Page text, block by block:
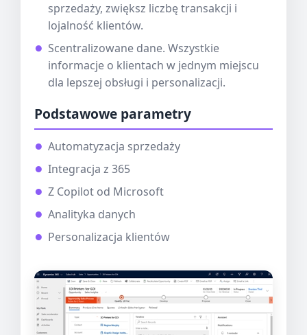
sprzedaży, zwiększ liczbę transakcji i
lojalność klientów.
Scentralizowane dane. Wszystkie
informacje o klientach w jednym miejscu
dla lepszej obsługi i personalizacji.
Podstawowe parametry
Automatyzacja sprzedaży
Integracja z 365
Z Copilot od Microsoft
Analityka danych
Personalizacja klientów